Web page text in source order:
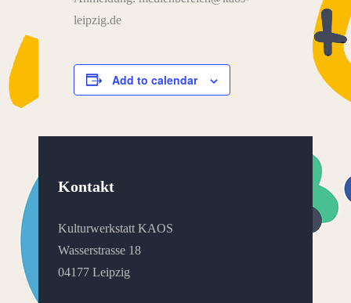
leipzig.de
Add to calendar
Kontakt
Kulturwerkstatt KAOS
Wasserstrasse 18
04177 Leipzig